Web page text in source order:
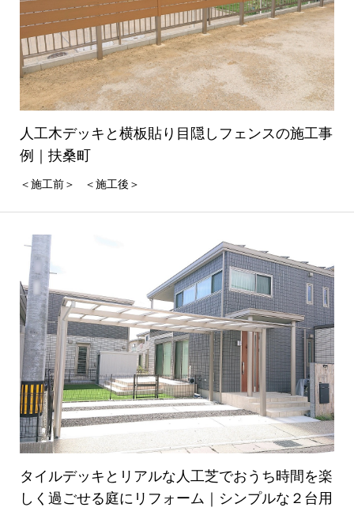
人工木デッキと横板貼り目隠しフェンスの施工事
例｜扶桑町
＜施工前＞ ＜施工後＞
タイルデッキとリアルな人工芝でおうち時間を楽
しく過ごせる庭にリフォーム｜シンプルな２台用